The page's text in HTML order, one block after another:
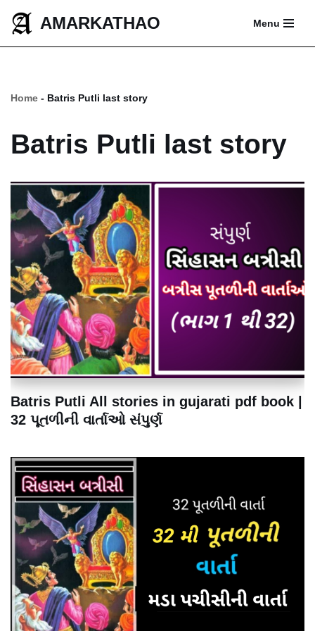
Skip
AMARKATHAO Menu
Home - Batris Putli last story
Batris Putli last story
Batris Putli All stories in gujarati pdf book |
32 પૂતળીની વાર્તાઓ સંપુર્ણ